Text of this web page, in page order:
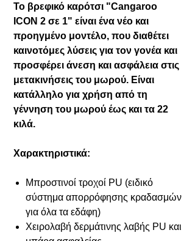
Το βρεφικό καρότσι "Cangaroo
ICON 2 σε 1" είναι ένα νέο και
προηγμένο μοντέλο, που διαθέτει
καινοτόμες λύσεις για τον γονέα και
προσφέρει άνεση και ασφάλεια στις
μετακινήσεις του μωρού. Είναι
κατάλληλο για χρήση από τη
γέννηση του μωρού έως και τα 22
κιλά.
Χαρακτηριστικά:
Μπροστινοί τροχοί PU (ειδικό
σύστημα απορρόφησης κραδασμών
για όλα τα εδάφη)
Χειρολαβή δερμάτινης λαβής PU και